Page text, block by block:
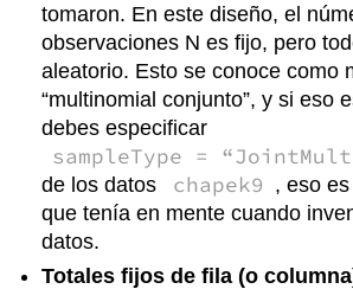
tomaron. En este diseño, el
observaciones N es fijo, pero
aleatorio. Esto se conoce como
“multinomial conjunto”, y si eso
debes especificar
sampleType =
de los datos
chapek9 , eso
que tenía en mente cuando
datos.
Totales fijos de fila (o